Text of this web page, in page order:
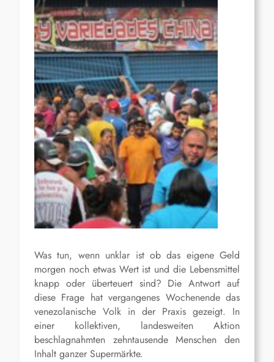
Was tun, wenn unklar ist ob das eigene Geld
morgen noch etwas Wert ist und die Lebensmittel
knapp oder überteuert sind? Die Antwort auf
diese Frage hat vergangenes Wochenende das
venezolanische Volk in der Praxis gezeigt. In
einer kollektiven, landesweiten Aktion
beschlagnahmten zehntausende Menschen den
Inhalt ganzer Supermärkte.